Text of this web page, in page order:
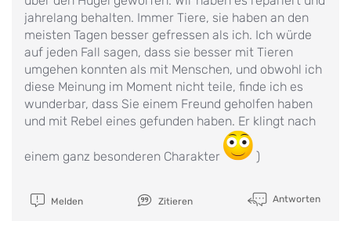
jahrelang behalten. Immer Tiere, sie haben an den
meisten Tagen besser gefressen als ich. Ich würde
auf jeden Fall sagen, dass sie besser mit Tieren
umgehen konnten als mit Menschen, und obwohl ich
diese Meinung im Moment nicht teile, finde ich es
wunderbar, dass Sie einem Freund geholfen haben
und mit Rebel eines gefunden haben. Er klingt nach
einem ganz besonderen Charakter )
Melden Zitieren Antworten